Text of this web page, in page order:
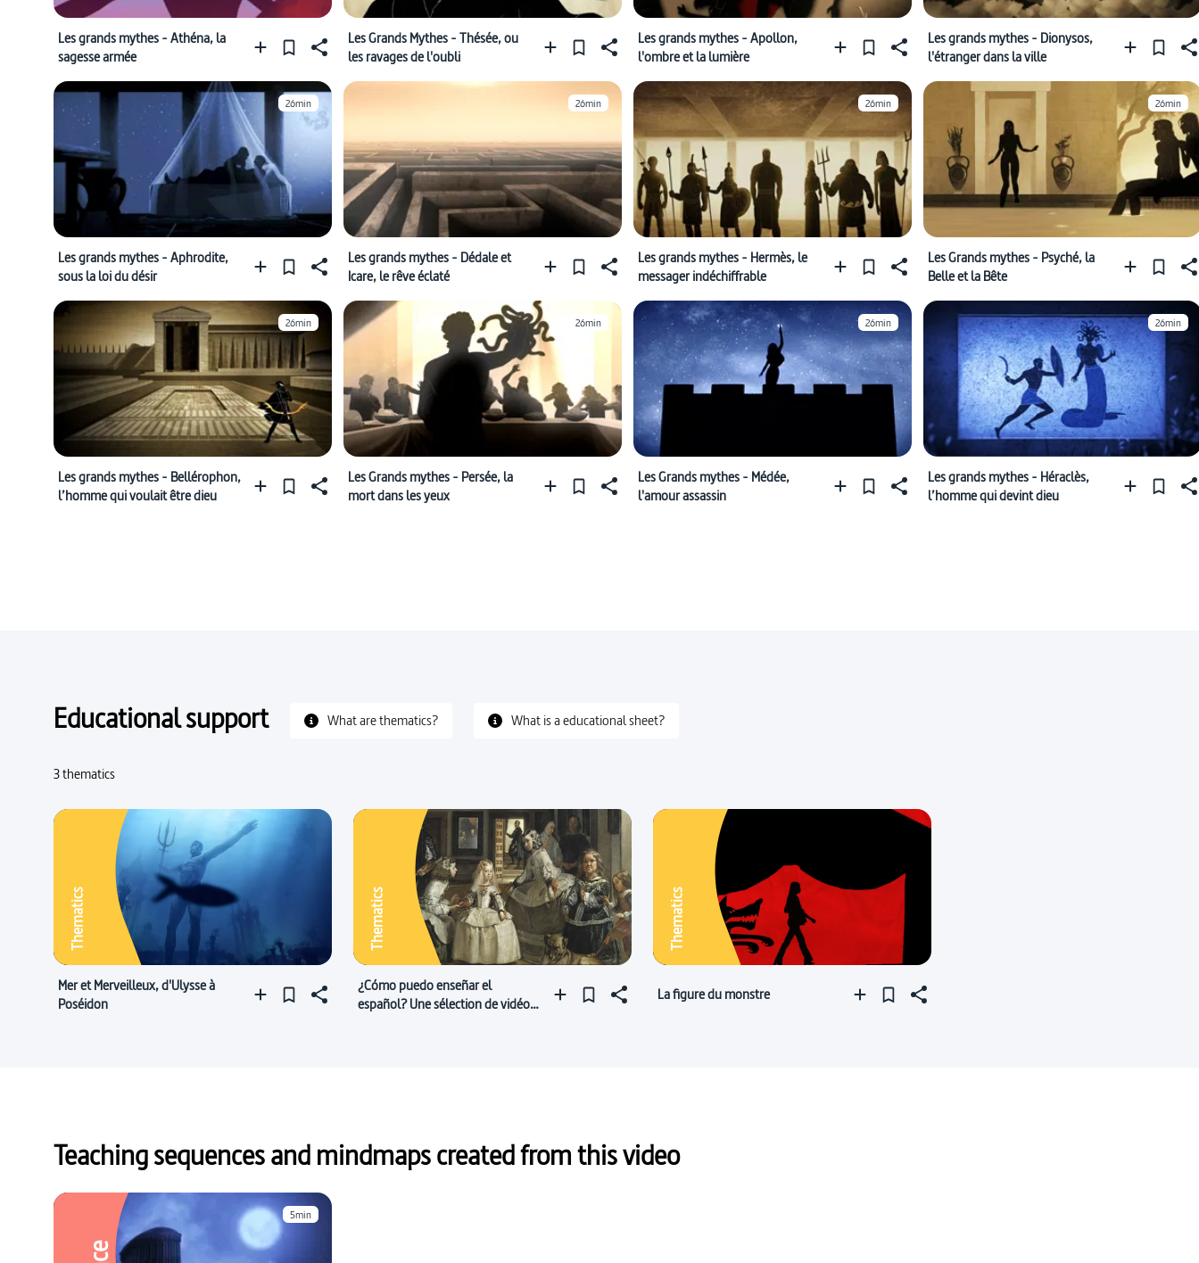
Les grands mythes - Athéna, la
sagesse armée
Les Grands Mythes - Thésée, ou
les ravages de l'oubli
Les grands mythes - Apollon,
l'ombre et la lumière
Les grands mythes - Dionysos,
l'étranger dans la ville
26min
Les grands mythes - Aphrodite,
sous la loi du désir
26min
Les grands mythes - Dédale et
Icare, le rêve éclaté
26min
Les grands mythes - Hermès, le
messager indéchiffrable
26min
Les Grands mythes - Psyché, la
Belle et la Bête
26min
Les grands mythes - Bellérophon,
l’homme qui voulait être dieu
26min
Les Grands mythes - Persée, la
mort dans les yeux
26min
Les Grands mythes - Médée,
l'amour assassin
26min
Les grands mythes - Héraclès,
l’homme qui devint dieu
Educational support What are thematics? What is a educational sheet?
3 thematics
Thematics
Mer et Merveilleux, d'Ulysse à
Poséidon
Thematics
¿Cómo puedo enseñar el
español? Une sélection de vidéos
Thematics
La figure du monstre
Teaching sequences and mindmaps created from this video
5min